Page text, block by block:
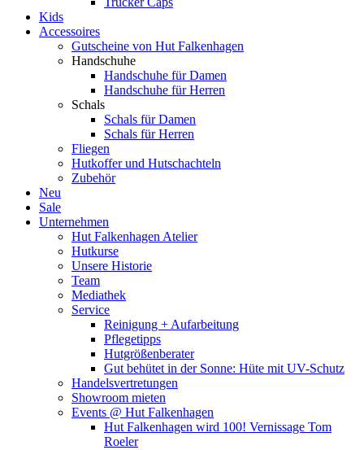
Kids
Accessoires
Gutscheine von Hut Falkenhagen
Handschuhe
Handschuhe für Damen
Handschuhe für Herren
Schals
Schals für Damen
Schals für Herren
Fliegen
Hutkoffer und Hutschachteln
Zubehör
Neu
Sale
Unternehmen
Hut Falkenhagen Atelier
Hutkurse
Unsere Historie
Team
Mediathek
Service
Reinigung + Aufarbeitung
Pflegetipps
Hutgrößenberater
Gut behütet in der Sonne: Hüte mit UV-Schutz
Handelsvertretungen
Showroom mieten
Events @ Hut Falkenhagen
Hut Falkenhagen wird 100! Vernissage Tom
Roeler